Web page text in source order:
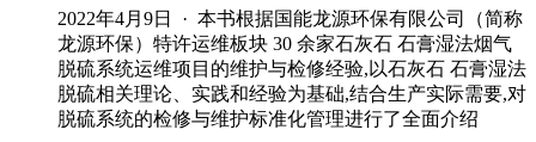
2022年4月9日 · 本书根据国能龙源环保有限公司（简称
龙源环保）特许运维板块 30 余家石灰石 石膏湿法烟气
脱硫系统运维项目的维护与检修经验,以石灰石 石膏湿法
脱硫相关理论、实践和经验为基础,结合生产实际需要,对
脱硫系统的检修与维护标准化管理进行了全面介绍